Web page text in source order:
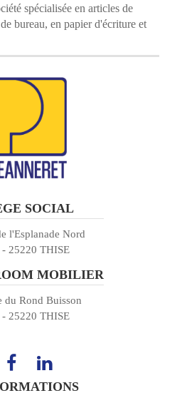
spécialisée en articles de
bureau, en papier d'écriture et
SOCIAL
l'Esplanade Nord
25220 THISE
MOBILIER
du Rond Buisson
25220 THISE